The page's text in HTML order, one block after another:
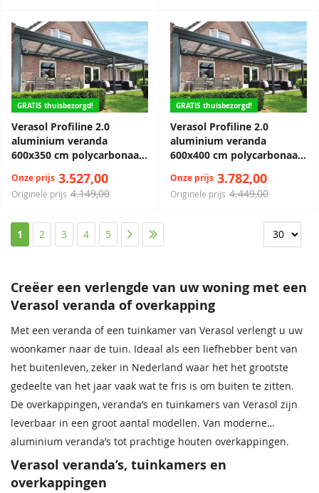
GRATIS thuisbezorgd!
Verasol Profiline 2.0
aluminium veranda
600x350 cm polycarbonaat
Originele prijs 4.149,00
Onze prijs 3.527,00
GRATIS thuisbezorgd!
Verasol Profiline 2.0
aluminium veranda
600x400 cm polycarbonaat
Originele prijs 4.449,00
Onze prijs 3.782,00
Pagina
U lees momenteel pagina
1 Pagina
2 Pagina
3 Pagina
4 Pagina
5 PaginaPagina
Creëer een verlengde van uw woning met een
Verasol veranda of overkapping
Met een veranda of een tuinkamer van Verasol verlengt u uw
woonkamer naar de tuin. Ideaal als een liefhebber bent van
het buitenleven, zeker in Nederland waar het het grootste
gedeelte van het jaar vaak wat te fris is om buiten te zitten.
De overkappingen, veranda’s en tuinkamers van Verasol zijn
leverbaar in een groot aantal modellen. Van moderne
aluminium veranda’s tot prachtige houten overkappingen.
Verasol veranda’s, tuinkamers en
overkappingen